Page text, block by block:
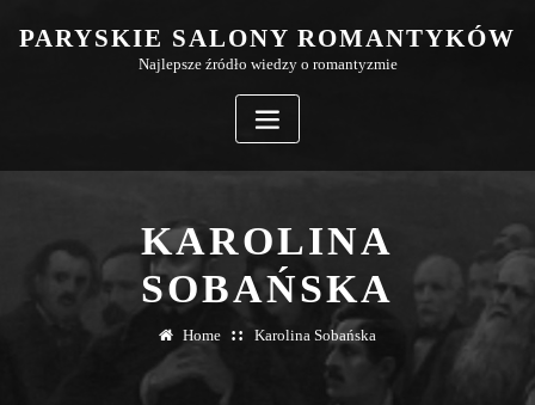
PARYSKIE SALONY ROMANTYKÓW
Najlepsze źródło wiedzy o romantyzmie
KAROLINA
SOBAŃSKA
Home Karolina Sobańska